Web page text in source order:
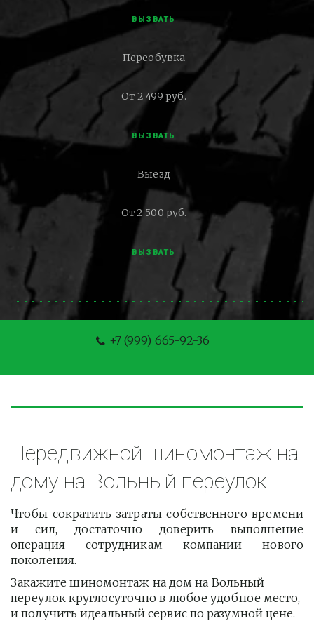
ВЫЗВАТЬ
Переобувка
От 2 499 руб.
ВЫЗВАТЬ
Выезд
От 2 500 руб.
ВЫЗВАТЬ
+7 (999) 665-92-36
Передвижной шиномонтаж на
дому на Вольный переулок
Чтобы сократить затраты собственного времени
и сил, достаточно доверить выполнение
операция сотрудникам компании нового
поколения.
Закажите шиномонтаж на дом на Вольный
переулок круглосуточно в любое удобное место,
и получить идеальный сервис по разумной цене.